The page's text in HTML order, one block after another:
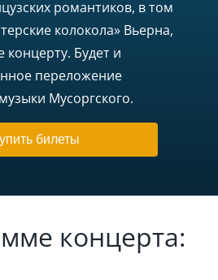
романтиков, в том
колокола» Вьерна,
Будет и
переложение
Мусоргского.
билеты
концерта: